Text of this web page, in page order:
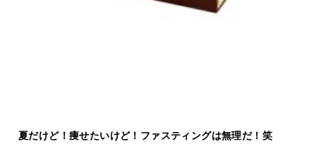
夏だけど！痩せたいけど！ファスティングは無理だ！笑